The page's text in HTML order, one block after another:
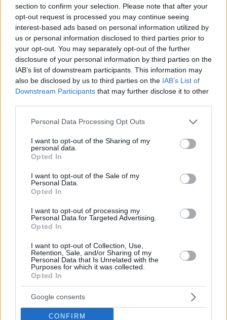
section to confirm your selection. Please note that after your
opt-out request is processed you may continue seeing
interest-based ads based on personal information utilized by
us or personal information disclosed to third parties prior to
your opt-out. You may separately opt-out of the further
disclosure of your personal information by third parties on the
IAB’s list of downstream participants. This information may
also be disclosed by us to third parties on the IAB’s List of
Downstream Participants that may further disclose it to other
Please note that this website/app uses one or more Google
not limited to your visit or usage behaviour. You may click to
grant or deny consent to Google and its third-party tags to
use your data for below specified purposes in below Google
consent section.
Personal Data Processing Opt Outs
I want to opt-out of the Sharing of my
personal data.
Opted In
I want to opt-out of the Sale of my
Personal Data.
Opted In
I want to opt-out of processing my
Personal Data for Targeted Advertising.
Opted In
I want to opt-out of Collection, Use,
Retention, Sale, and/or Sharing of my
Personal Data that Is Unrelated with the
Purposes for which it was collected.
Opted In
Google consents
CONFIRM
Η σύγκρουση στη Γάζα μπορεί να εμπνεύσει
τρομοκρατικές ενέργειες στη Βρετανία, λέει ο
επικεφαλής της MI5
Η βρετανική υπηρεσία αντικατασκοπείας
επικεντρώνει ιδιαίτερα στο Ιράν, καθώς εκφράζονται
ανησυχίες ότι η χώρα αυτή μπορεί ενθαρρυνθεί από
τη σύγκρουση της Χαμάς με το Ισραήλ
18.10.2023, 09:22